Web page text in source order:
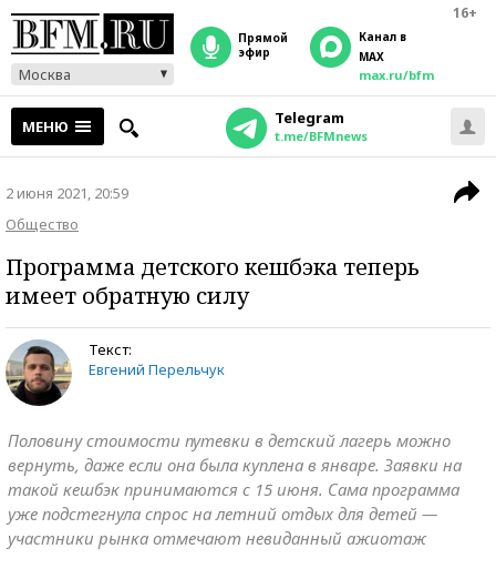
16+
Москва
прямой
эфир
Канал в
MAX
max.ru/bfm
МЕНЮ Telegram
t.me/BFMnews
2 июня 2021, 20:59
Общество
Программа детского кешбэка теперь
имеет обратную силу
Текст:
Евгений Перельчук
Половину стоимости путевки в детский лагерь можно
вернуть, даже если она была куплена в январе. Заявки на
такой кешбэк принимаются с 15 июня. Сама программа
уже подстегнула спрос на летний отдых для детей —
участники рынка отмечают невиданный ажиотаж